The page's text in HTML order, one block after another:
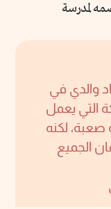
لمدرسة
والدي في
التي يعمل
صعبة، لكنه
الجميع